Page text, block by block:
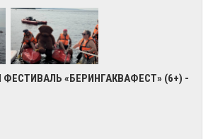
«БЕРИНГАКВАФЕСТ» (6+) -